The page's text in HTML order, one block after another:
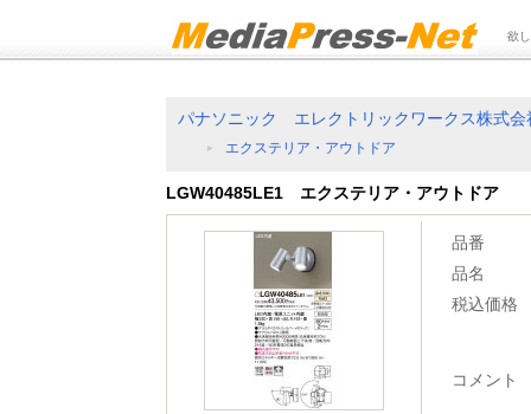
欲
パナソニック エレクトリックワークス株式会
エクステリア・アウトドア
LGW40485LE1 エクステリア・アウトドア
品番
品名
税込価格
コメント